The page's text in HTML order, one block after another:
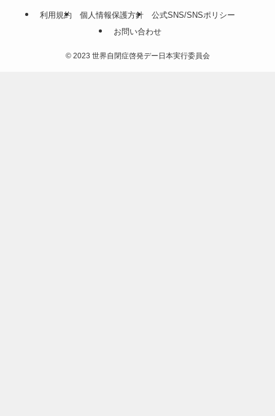
利用規約 個人情報保護方針
公式SNS/SNSポリシー
お問い合わせ
©2023 世界自閉症啓発デー日本実行委員会